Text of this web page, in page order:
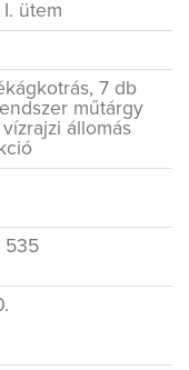
ütem
7 db
műtárgy
állomás
535